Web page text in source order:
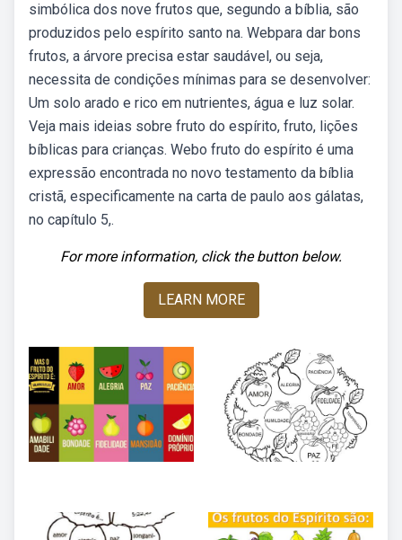
simbólica dos nove frutos que, segundo a bíblia, são
produzidos pelo espírito santo na. Webpara dar bons
frutos, a árvore precisa estar saudável, ou seja,
necessita de condições mínimas para se desenvolver:
Um solo arado e rico em nutrientes, água e luz solar.
Veja mais ideias sobre fruto do espírito, fruto, lições
bíblicas para crianças. Webo fruto do espírito é uma
expressão encontrada no novo testamento da bíblia
cristã, especificamente na carta de paulo aos gálatas,
no capítulo 5,.
For more information, click the button below.
LEARN MORE